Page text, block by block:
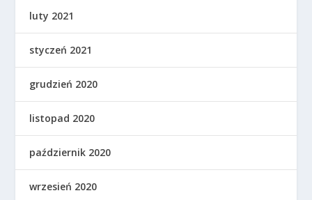
luty 2021
styczeń 2021
grudzień 2020
listopad 2020
październik 2020
wrzesień 2020